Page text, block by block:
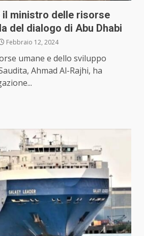
il ministro delle risorse
del dialogo di Abu Dhabi
Febbraio 12, 2024
umane e dello sviluppo
Ahmad Al-Rajhi, ha